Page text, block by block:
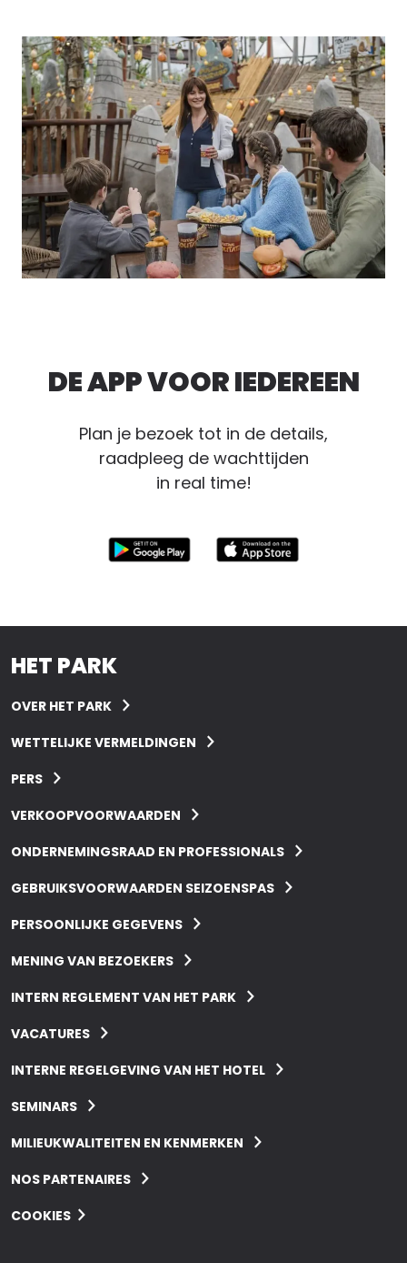
DE APP VOOR IEDEREEN
Plan je bezoek tot in de details,
raadpleeg de wachttijden
in real time!
HET PARK
OVER HET PARK
WETTELIJKE VERMELDINGEN
PERS
VERKOOPVOORWAARDEN
ONDERNEMINGSRAAD EN PROFESSIONALS
GEBRUIKSVOORWAARDEN SEIZOENSPAS
PERSOONLIJKE GEGEVENS
MENING VAN BEZOEKERS
INTERN REGLEMENT VAN HET PARK
VACATURES
INTERNE REGELGEVING VAN HET HOTEL
SEMINARS
MILIEUKWALITEITEN EN KENMERKEN
NOS PARTENAIRES
COOKIES